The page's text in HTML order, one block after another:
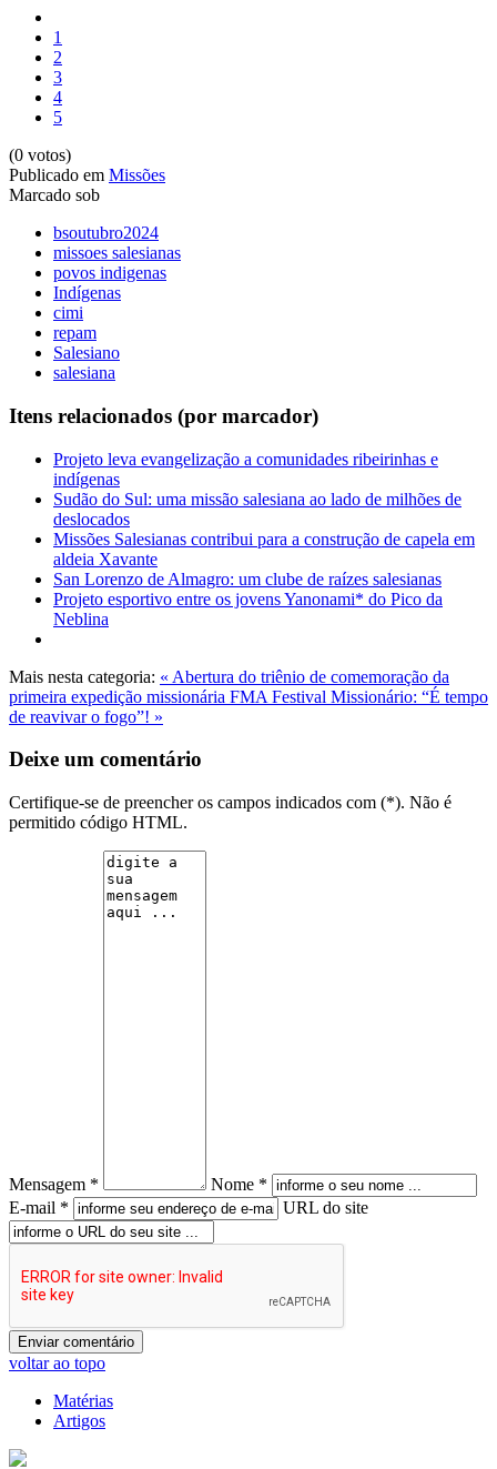
1
2
3
4
5
(0 votos)
Publicado em Missões
Marcado sob
bsoutubro2024
missoes salesianas
povos indigenas
Indígenas
cimi
repam
Salesiano
salesiana
Itens relacionados (por marcador)
Projeto leva evangelização a comunidades ribeirinhas e
indígenas
Sudão do Sul: uma missão salesiana ao lado de milhões de
deslocados
Missões Salesianas contribui para a construção de capela em
aldeia Xavante
San Lorenzo de Almagro: um clube de raízes salesianas
Projeto esportivo entre os jovens Yanonami* do Pico da
Neblina
Mais nesta categoria: « Abertura do triênio de comemoração da
primeira expedição missionária FMA Festival Missionário: “É tempo
de reavivar o fogo”! »
Deixe um comentário
Certifique-se de preencher os campos indicados com (*). Não é
permitido código HTML.
Mensagem *
Nome *
E-mail *
URL do site
voltar ao topo
Matérias
Artigos